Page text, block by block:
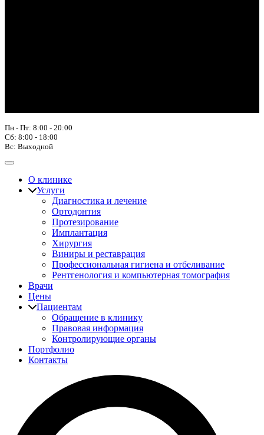
Пн - Пт: 8:00 - 20:00
Сб: 8:00 - 18:00
Вс: Выходной
О клинике
Услуги
Диагностика и лечение
Ортодонтия
Протезирование
Имплантация
Хирургия
Виниры и реставрация
Профессиональная гигиена и отбеливание
Рентгенология и компьютерная томография
Врачи
Цены
Пациентам
Обращение в клинику
Правовая информация
Контролирующие органы
Портфолио
Контакты